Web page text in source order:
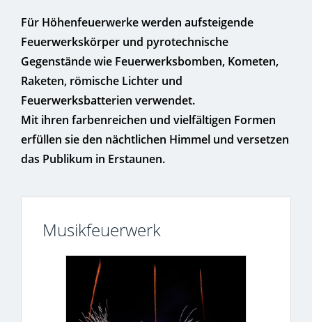
Für Höhenfeuerwerke werden aufsteigende
Feuerwerkskörper und pyrotechnische
Gegenstände wie Feuerwerksbomben, Kometen,
Raketen, römische Lichter und
Feuerwerksbatterien verwendet.
Mit ihren farbenreichen und vielfältigen Formen
erfüllen sie den nächtlichen Himmel und versetzen
das Publikum in Erstaunen.
Musikfeuerwerk